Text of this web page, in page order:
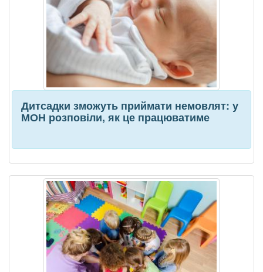
Дитсадки зможуть приймати немовлят: у
МОН розповіли, як це працюватиме